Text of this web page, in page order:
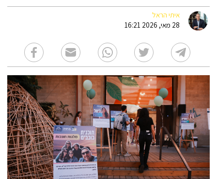
איתי הראל
28 מאי, 2026 16:21